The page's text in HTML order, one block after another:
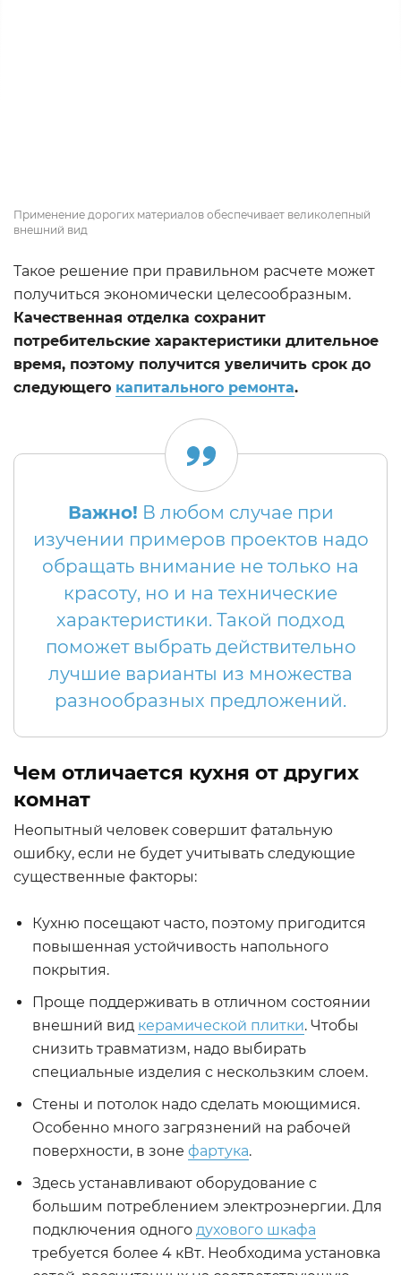
Применение дорогих материалов обеспечивает великолепный
внешний вид
Такое решение при правильном расчете может
получиться экономически целесообразным.
Качественная отделка сохранит
потребительские характеристики длительное
время, поэтому получится увеличить срок до
следующего капитального ремонта.
Важно! В любом случае при
изучении примеров проектов надо
обращать внимание не только на
красоту, но и на технические
характеристики. Такой подход
поможет выбрать действительно
лучшие варианты из множества
разнообразных предложений.
Чем отличается кухня от других
комнат
Неопытный человек совершит фатальную
ошибку, если не будет учитывать следующие
существенные факторы:
Кухню посещают часто, поэтому пригодится
повышенная устойчивость напольного
покрытия.
Проще поддерживать в отличном состоянии
внешний вид керамической плитки. Чтобы
снизить травматизм, надо выбирать
специальные изделия с нескользким слоем.
Стены и потолок надо сделать моющимися.
Особенно много загрязнений на рабочей
поверхности, в зоне фартука.
Здесь устанавливают оборудование с
большим потреблением электроэнергии. Для
подключения одного духового шкафа
требуется более 4 кВт. Необходима установка